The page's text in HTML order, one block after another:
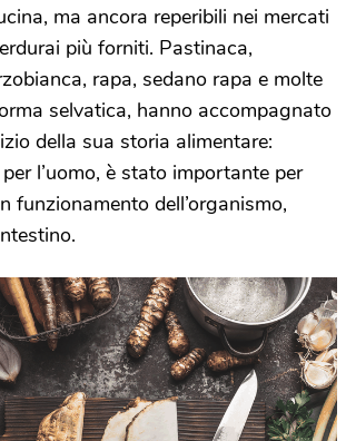
ma ancora reperibili nei mercati
più forniti. Pastinaca,
rapa, sedano rapa e molte
selvatica, hanno accompagnato
della sua storia alimentare:
l’uomo, è stato importante per
funzionamento dell’organismo,